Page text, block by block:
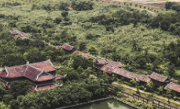
travail en toute simplicité
pour les RH et la
croissance
internationaux